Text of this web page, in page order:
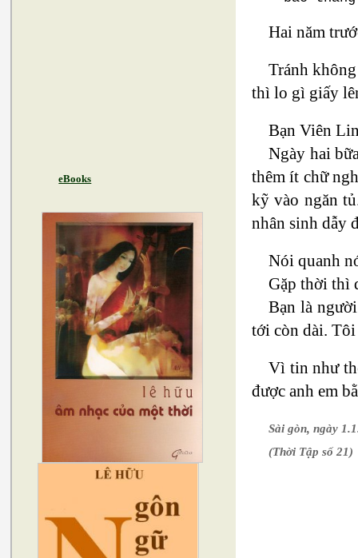
eBooks
Hai năm
Tránh
thì lo gì giấy
Bạn Viên
Ngày hai
thêm ít chữ
kỹ vào ngăn
nhân sinh dẫy
Nói quanh
Gặp thời thì
Bạn là
tới còn dài.
Vì tin như
được anh em
Sài gòn, ngày
(Thời Tập số 21)